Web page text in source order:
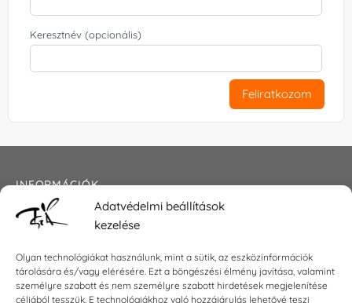
Adatvédelmi beállítások
kezelése
Olyan technológiákat használunk, mint a sütik, az eszközinformációk
tárolására és/vagy elérésére. Ezt a böngészési élmény javítása, valamint
személyre szabott és nem személyre szabott hirdetések megjelenítése
céljából tesszük. E technológiákhoz való hozzájárulás lehetővé teszi
Keresztnév (opcionális)
Feliratkozom
INFORMÁCIÓK
Általános szerződési feltételek
Impresszum